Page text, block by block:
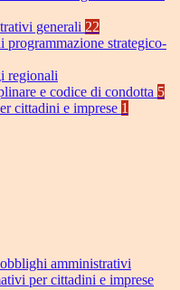
generali 22
programmazione strategico-
regionali
e codice di condotta 5
cittadini e imprese 1
amministrativi
per cittadini e imprese